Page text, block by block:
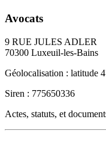
Avocats
9 RUE JULES ADLER
70300 Luxeuil-les-Bains
Géolocalisation : latitude
Siren : 775650336
Actes, statuts, et